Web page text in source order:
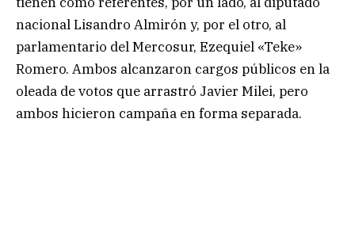
nacional Lisandro Almirón y, por el otro, al
parlamentario del Mercosur, Ezequiel «Teke»
Romero. Ambos alcanzaron cargos públicos en la
oleada de votos que arrastró Javier Milei, pero
ambos hicieron campaña en forma separada.